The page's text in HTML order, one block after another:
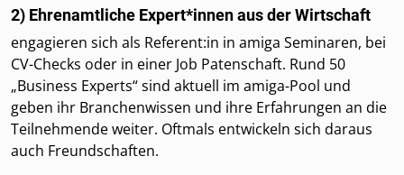
2) Ehrenamtliche Expert*innen aus der Wirtschaft
engagieren sich als Referent:in in amiga Seminaren, bei
CV-Checks oder in einer Job Patenschaft. Rund 50
„Business Experts“ sind aktuell im amiga-Pool und
geben ihr Branchenwissen und ihre Erfahrungen an die
Teilnehmende weiter. Oftmals entwickeln sich daraus
auch Freundschaften.